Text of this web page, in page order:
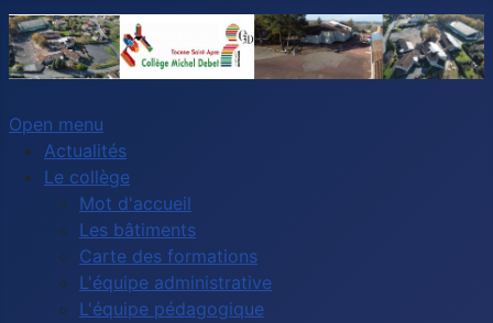
Open menu
Actualités
Le collège
Mot d'accueil
Les bâtiments
Carte des formations
L'équipe administrative
L'équipe pédagogique